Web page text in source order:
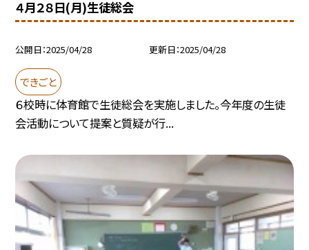
４月２８日(月)生徒総会
公開日 2025/04/28 更新日 2025/04/28
できごと
６校時に体育館で生徒総会を実施しました。今年度の生徒
会活動について提案と質疑が行...